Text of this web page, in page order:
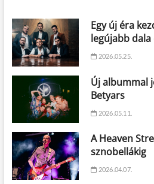
Egy új éra
legújabb dala
2026.05.25.
Új albummal
Betyars
2026.05.11.
A Heaven
sznobellákig
2026.04.07.